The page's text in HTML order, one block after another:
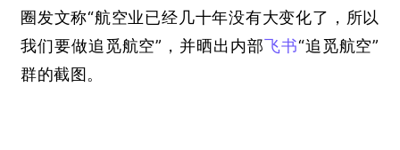
圈发文称“航空业已经几十年没有大变化了，所以
我们要做追觅航空”，并晒出内部飞书“追觅航空”
群的截图。